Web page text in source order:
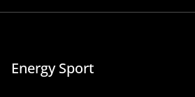
Energy Sport